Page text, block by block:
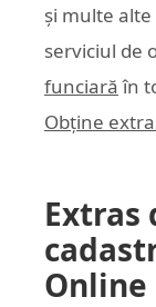
și multe
serviciul de
funciară în
Obține
Extras
Online